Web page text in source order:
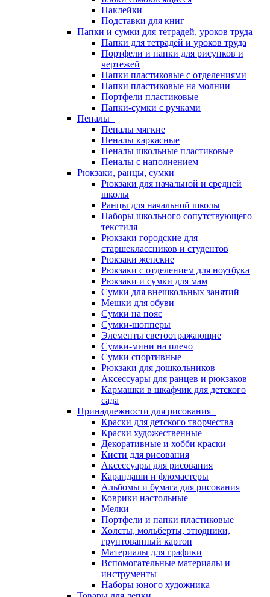
Наклейки
Подставки для книг
Папки и сумки для тетрадей, уроков труда
Папки для тетрадей и уроков труда
Портфели и папки для рисунков и
чертежей
Папки пластиковые с отделениями
Папки пластиковые на молнии
Портфели пластиковые
Папки-сумки с ручками
Пеналы
Пеналы мягкие
Пеналы каркасные
Пеналы школьные пластиковые
Пеналы с наполнением
Рюкзаки, ранцы, сумки
Рюкзаки для начальной и средней
школы
Ранцы для начальной школы
Наборы школьного сопутствующего
текстиля
Рюкзаки городские для
старшеклассников и студентов
Рюкзаки женские
Рюкзаки с отделением для ноутбука
Рюкзаки и сумки для мам
Сумки для внешкольных занятий
Мешки для обуви
Сумки на пояс
Сумки-шопперы
Элементы светоотражающие
Сумки-мини на плечо
Сумки спортивные
Рюкзаки для дошкольников
Аксессуары для ранцев и рюкзаков
Кармашки в шкафчик для детского
сада
Принадлежности для рисования
Краски для детского творчества
Краски художественные
Декоративные и хобби краски
Кисти для рисования
Аксессуары для рисования
Карандаши и фломастеры
Альбомы и бумага для рисования
Коврики настольные
Мелки
Портфели и папки пластиковые
Холсты, мольберты, этюдники,
грунтованный картон
Материалы для графики
Вспомогательные материалы и
инструменты
Наборы юного художника